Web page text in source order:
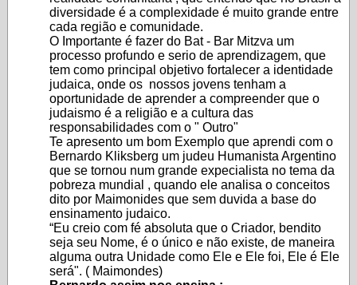
diversidade é a complexidade é muito grande entre
cada região e comunidade.
O Importante é fazer do Bat - Bar Mitzva um
processo profundo e serio de aprendizagem, que
tem como principal objetivo fortalecer a identidade
judaica, onde os nossos jovens tenham a
oportunidade de aprender a compreender que o
judaismo é a religião e a cultura das
responsabilidades com o " Outro"
Te apresento um bom Exemplo que aprendi com o
Bernardo Kliksberg um judeu Humanista Argentino
que se tornou num grande expecialista no tema da
pobreza mundial , quando ele analisa o conceitos
dito por Maimonides que sem duvida a base do
ensinamento judaico.
“Eu creio com fé absoluta que o Criador, bendito
seja seu Nome, é o único e não existe, de maneira
alguma outra Unidade como Ele e Ele foi, Ele é Ele
será". ( Maimondes)